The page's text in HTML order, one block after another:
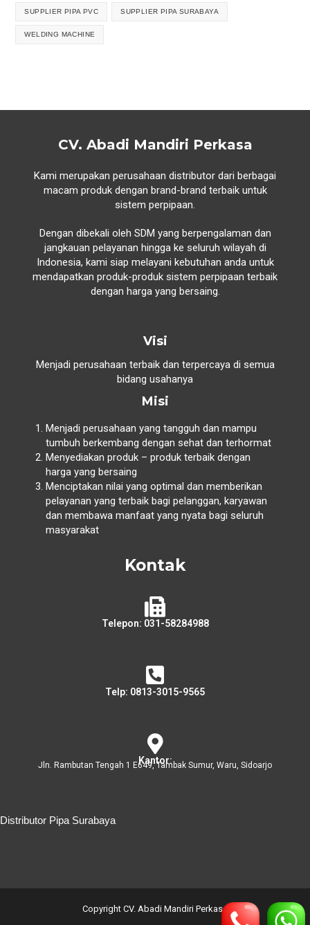
SUPPLIER PIPA PVC SUPPLIER PIPA SURABAYA
WELDING MACHINE
CV. Abadi Mandiri Perkasa
Kami merupakan perusahaan distributor dari berbagai
macam produk dengan brand-brand terbaik untuk
sistem perpipaan.
Dengan dibekali oleh SDM yang berpengalaman dan
jangkauan pelayanan hingga ke seluruh wilayah di
Indonesia, kami siap melayani kebutuhan anda untuk
mendapatkan produk-produk sistem perpipaan terbaik
dengan harga yang bersaing.
Visi
Menjadi perusahaan terbaik dan terpercaya di semua
bidang usahanya
Misi
Menjadi perusahaan yang tangguh dan mampu
tumbuh berkembang dengan sehat dan terhormat
Menyediakan produk – produk terbaik dengan
harga yang bersaing
Menciptakan nilai yang optimal dan memberikan
pelayanan yang terbaik bagi pelanggan, karyawan
dan membawa manfaat yang nyata bagi seluruh
masyarakat
Kontak
Telepon: 031-58284988
Telp: 0813-3015-9565
Kantor:
Jln. Rambutan Tengah 1 E649, Tambak Sumur, Waru, Sidoarjo
Distributor Pipa Surabaya
Advertising Surabaya
Jasa Tank CleaningCopyright CV. Abadi Mandiri Perkasa